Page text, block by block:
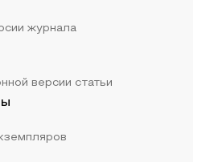
журнала
версии статьи